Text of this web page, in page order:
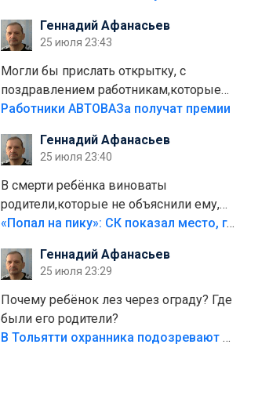
полно стоит,почему водители всё
равно едут в лес? Штрафы мизерные.
Геннадий Афанасьев
25 июля 23:43
Могли бы прислать открытку, с
поздравлением работникам,которые
больше сорока лет отработали на
Работники АВТОВАЗа получат премии
Геннадий Афанасьев
25 июля 23:40
В смерти ребёнка виноваты
родители,которые не объяснили ему,
что такое хорошо и что такое плохо!
безумия,есть же калитка,ворота!
Жалко ребёнка,но он сам выбрал свою
судьбу.
«Попал на пику»: СК показал место, где был смертельно травмирован ребенок в Тольятти
Геннадий Афанасьев
25 июля 23:29
Почему ребёнок лез через ограду? Где
были его родители?
В Тольятти охранника подозревают в причинении смерти ребенку